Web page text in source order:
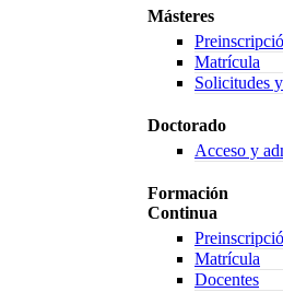
Másteres
Matrícula
Solicitudes
Doctorado
Acceso y
Formación
Continua
Matrícula
Docentes